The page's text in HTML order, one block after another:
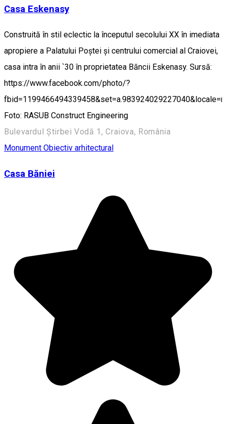
Casa Eskenasy
Construită în stil eclectic la începutul secolului XX în imediata
apropiere a Palatului Poștei și centrului comercial al Craiovei,
casa intra în anii `30 în proprietatea Băncii Eskenasy. Sursă:
https://www.facebook.com/photo/?
Foto: RASUB Construct Engineering
Bulevardul Știrbei Vodă 1, Craiova, România
Monument Obiectiv arhitectural
Casa Băniei